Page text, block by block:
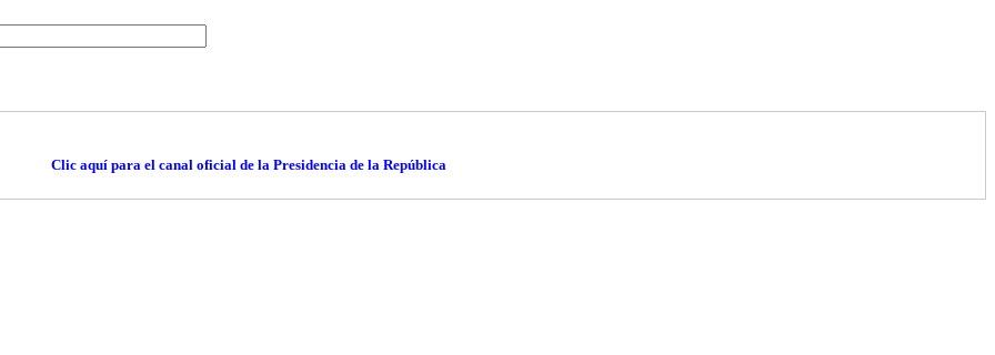
Clic aquí para el canal oficial de la Presidencia de la República